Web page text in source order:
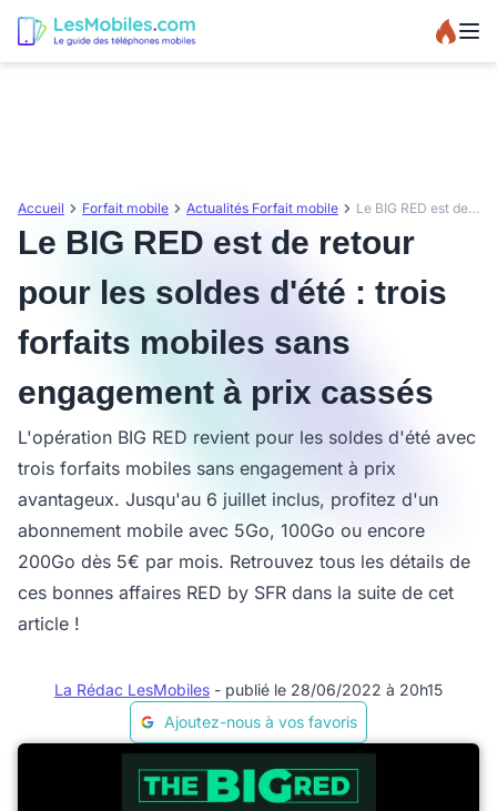
Accueil Forfait mobile Actualités Forfait mobile Le BIG RED est de retour pour les soldes d'été : trois forfaits mobiles sans engagement à prix cassés
Le BIG RED est de retour
pour les soldes d'été : trois
forfaits mobiles sans
engagement à prix cassés
L'opération BIG RED revient pour les soldes d'été avec
trois forfaits mobiles sans engagement à prix
avantageux. Jusqu'au 6 juillet inclus, profitez d'un
abonnement mobile avec 5Go, 100Go ou encore
200Go dès 5€ par mois. Retrouvez tous les détails de
ces bonnes affaires RED by SFR dans la suite de cet
article !
La Rédac LesMobiles - publié le 28/06/2022 à 20h15
Ajoutez-nous à vos favoris